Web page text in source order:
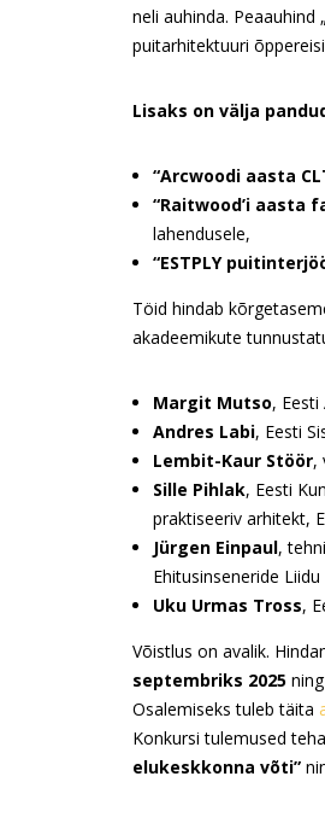
neli auhinda.
puitarhitektuuri
Lisaks on välja
“Arcwoodi aasta
“Raitwood’i aasta
lahendusele,
“ESTPLY
Töid hindab
akadeemikute
Margit Mutso,
Andres Labi, Eesti
Lembit-Kaur Stöör,
Sille Pihlak, Eesti
praktiseeriv arhitekt,
Jürgen Einpaul,
Ehitusinseneride
Uku Urmas Tross,
Võistlus on avalik.
septembriks 2025ning
Osalemiseks tuleb täita
Konkursi tulemused
elukeskkonna võti”